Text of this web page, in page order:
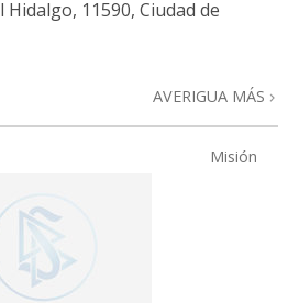
11590, Ciudad de
AVERIGUA MÁS
Misión